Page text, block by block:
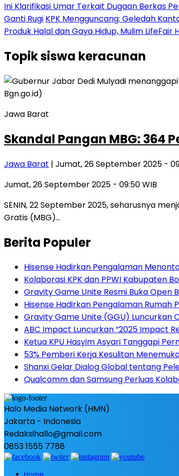
Ini Klarifikasi Umar Terkait Dugaan Berkas
Ganti Rugi KPK Mengguncang: Geledah
Produk Halal dan Gaya Hidup, Mulim
Topiksiswa keracunan
Jawa Barat
Skandal Pangan MBG: 364
Jawa Barat | Jumat, 26 September 2025 -
Jumat, 26 September 2025 - 09:50 WIB
SENIN, 22 September 2025, seharusnya
Gratis (MBG)…
Berita Populer
Hisense Hadirkan Pengalaman
Kolaborasi KPK dan PPWI Kabupaten
Gravity Game Unite Resmi Buka Open
Hisense Hadirkan Pengalaman Rumah
Gravity Game Unite (GGU) Luncurkan
ABC Impact Luncurkan “2025 Impact
Ketua KPU Hasyim Asyari Tanggapi
53% Pemberi Kerja Kesulitan
Shanxi Gelar Dialog Global tentang
Qualcomm dan Samsung Perluas
Halo Media Network (HMN)
Jakarta - Indonesia
Redaksihallo@gmail.com
0853 1555 7788